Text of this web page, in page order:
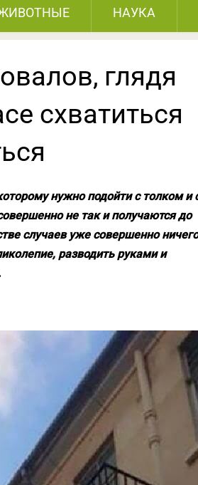
НАУКА
глядя
схватиться
нужно подойти с толком и
не так и получаются до
случаев уже совершенно ничего
разводить руками и